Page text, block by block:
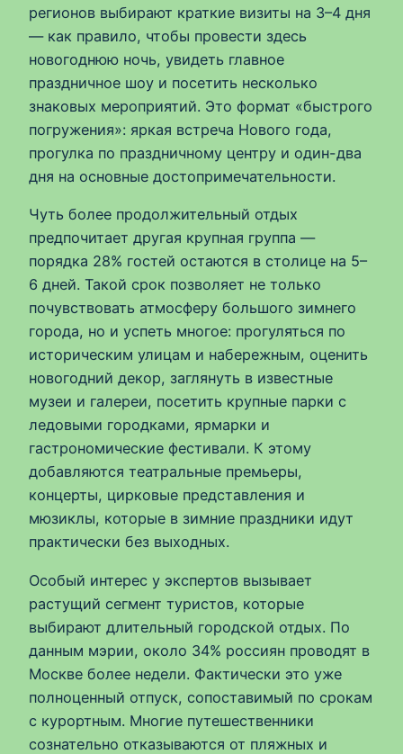
регионов выбирают краткие визиты на 3–4 дня
— как правило, чтобы провести здесь
новогоднюю ночь, увидеть главное
праздничное шоу и посетить несколько
знаковых мероприятий. Это формат «быстрого
погружения»: яркая встреча Нового года,
прогулка по праздничному центру и один-два
дня на основные достопримечательности.
Чуть более продолжительный отдых
предпочитает другая крупная группа —
порядка 28% гостей остаются в столице на 5–
6 дней. Такой срок позволяет не только
почувствовать атмосферу большого зимнего
города, но и успеть многое: прогуляться по
историческим улицам и набережным, оценить
новогодний декор, заглянуть в известные
музеи и галереи, посетить крупные парки с
ледовыми городками, ярмарки и
гастрономические фестивали. К этому
добавляются театральные премьеры,
концерты, цирковые представления и
мюзиклы, которые в зимние праздники идут
практически без выходных.
Особый интерес у экспертов вызывает
растущий сегмент туристов, которые
выбирают длительный городской отдых. По
данным мэрии, около 34% россиян проводят в
Москве более недели. Фактически это уже
полноценный отпуск, сопоставимый по срокам
с курортным. Многие путешественники
сознательно отказываются от пляжных и